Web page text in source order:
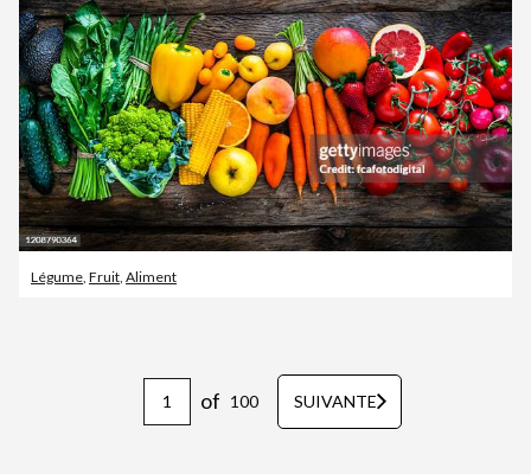
Légume Fruit Aliment
of 100 SUIVANTE